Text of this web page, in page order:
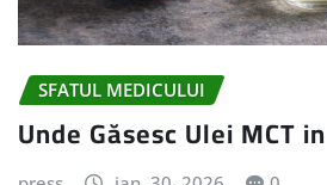
SFATUL MEDICULUI
Unde Găsesc Ulei MCT